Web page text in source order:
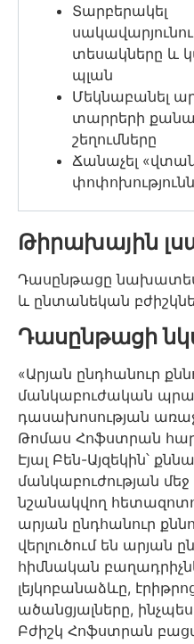
Տարբերակել
տեսակները և
պլան
Մեկնաբանել
տարրերի
շեղումները
Ճանաչել «
Թիրախային
Դասընթացը
և ընտանեկան
Դասընթացի
«Արյան ընդհանուր
մանկաբուժական
դասախոսության
Թոմաս Հոֆստրան
Էյալ Բեն-Այզեկին՝
մանկաբուժության
նշանակվող
արյան ընդհանուր
վերլուծում են արյան
հիմնական
լեյկոբանաձևը,
ածանցյալները,
Բժիշկ Հոֆստրան